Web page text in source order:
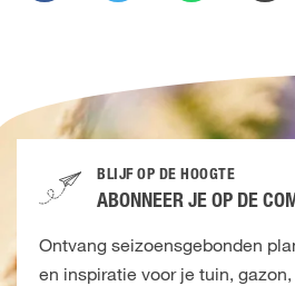
BLIJF OP DE HOOGTE
ABONNEER JE OP DE
Ontvang seizoensgebonden
en inspiratie voor je tuin,